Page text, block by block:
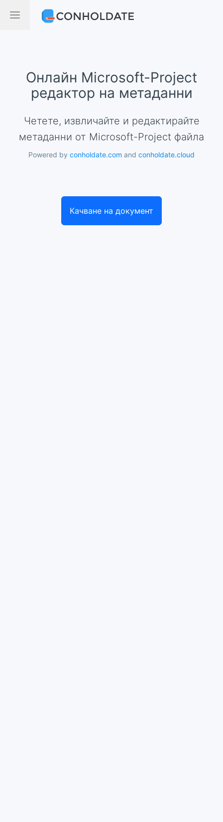
Онлайн Microsoft-Project
редактор на метаданни
Четете, извличайте и редактирайте
метаданни от Microsoft-Project файла
Powered by conholdate.com and conholdate.cloud
Качване на документ